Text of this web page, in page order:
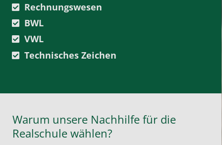
Rechnungswesen
BWL
VWL
Technisches Zeichen
Warum unsere Nachhilfe für die
Realschule wählen?